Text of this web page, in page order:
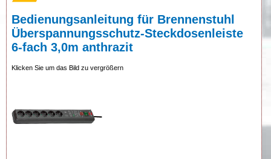
Bedienungsanleitung für Brennenstuhl
Überspannungsschutz-Steckdosenleiste
6-fach 3,0m anthrazit
Klicken Sie um das Bild zu vergrößern